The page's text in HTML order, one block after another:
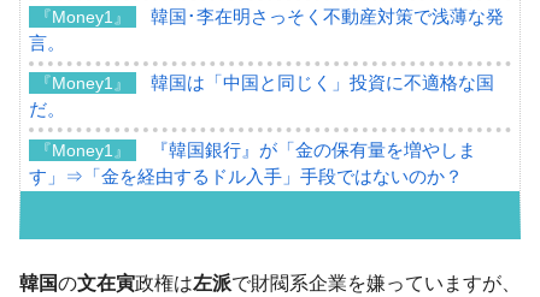
『Money1』
韓国･李在明さっそく不動産対策で浅薄な発
言。
『Money1』
韓国は「中国と同じく」投資に不適格な国
だ。
『Money1』
『韓国銀行』が「金の保有量を増やしま
す」⇒「金を経由するドル入手」手段ではないのか？
ル」まで拡大 ⇒ 海外資金の動きに強く左右される状態
『Money1』
韓国･帰ってきた李在明。李在明を支持しな
韓国の文在寅政権は左派で財閥系企業を嫌っていますが、